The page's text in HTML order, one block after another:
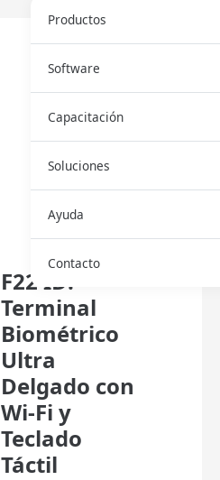
Descar
Ficha
F22 ID:
Terminal
Biométrico
Ultra
Delgado con
Wi-Fi y
Teclado
Táctil
Productos
Software
Capacitación
Soluciones
Ayuda
Contacto